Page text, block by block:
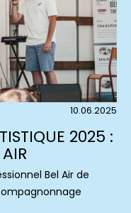
10.06.2025
2025 :
Bel Air de